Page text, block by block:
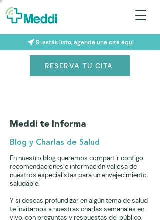
Si estás listo, agenda una cita aquí
RESERVA TU CITA
Meddi te Informa
Blog y Charlas de Salud
En nuestro blog queremos compartir contigo
recomendaciones e información valiosa de
nuestros especialistas para un envejecimiento
saludable.
Y si deseas profundizar en algún tema de salud
te invitamos a nuestras charlas semanales en
vivo, con preguntas y respuestas del público,